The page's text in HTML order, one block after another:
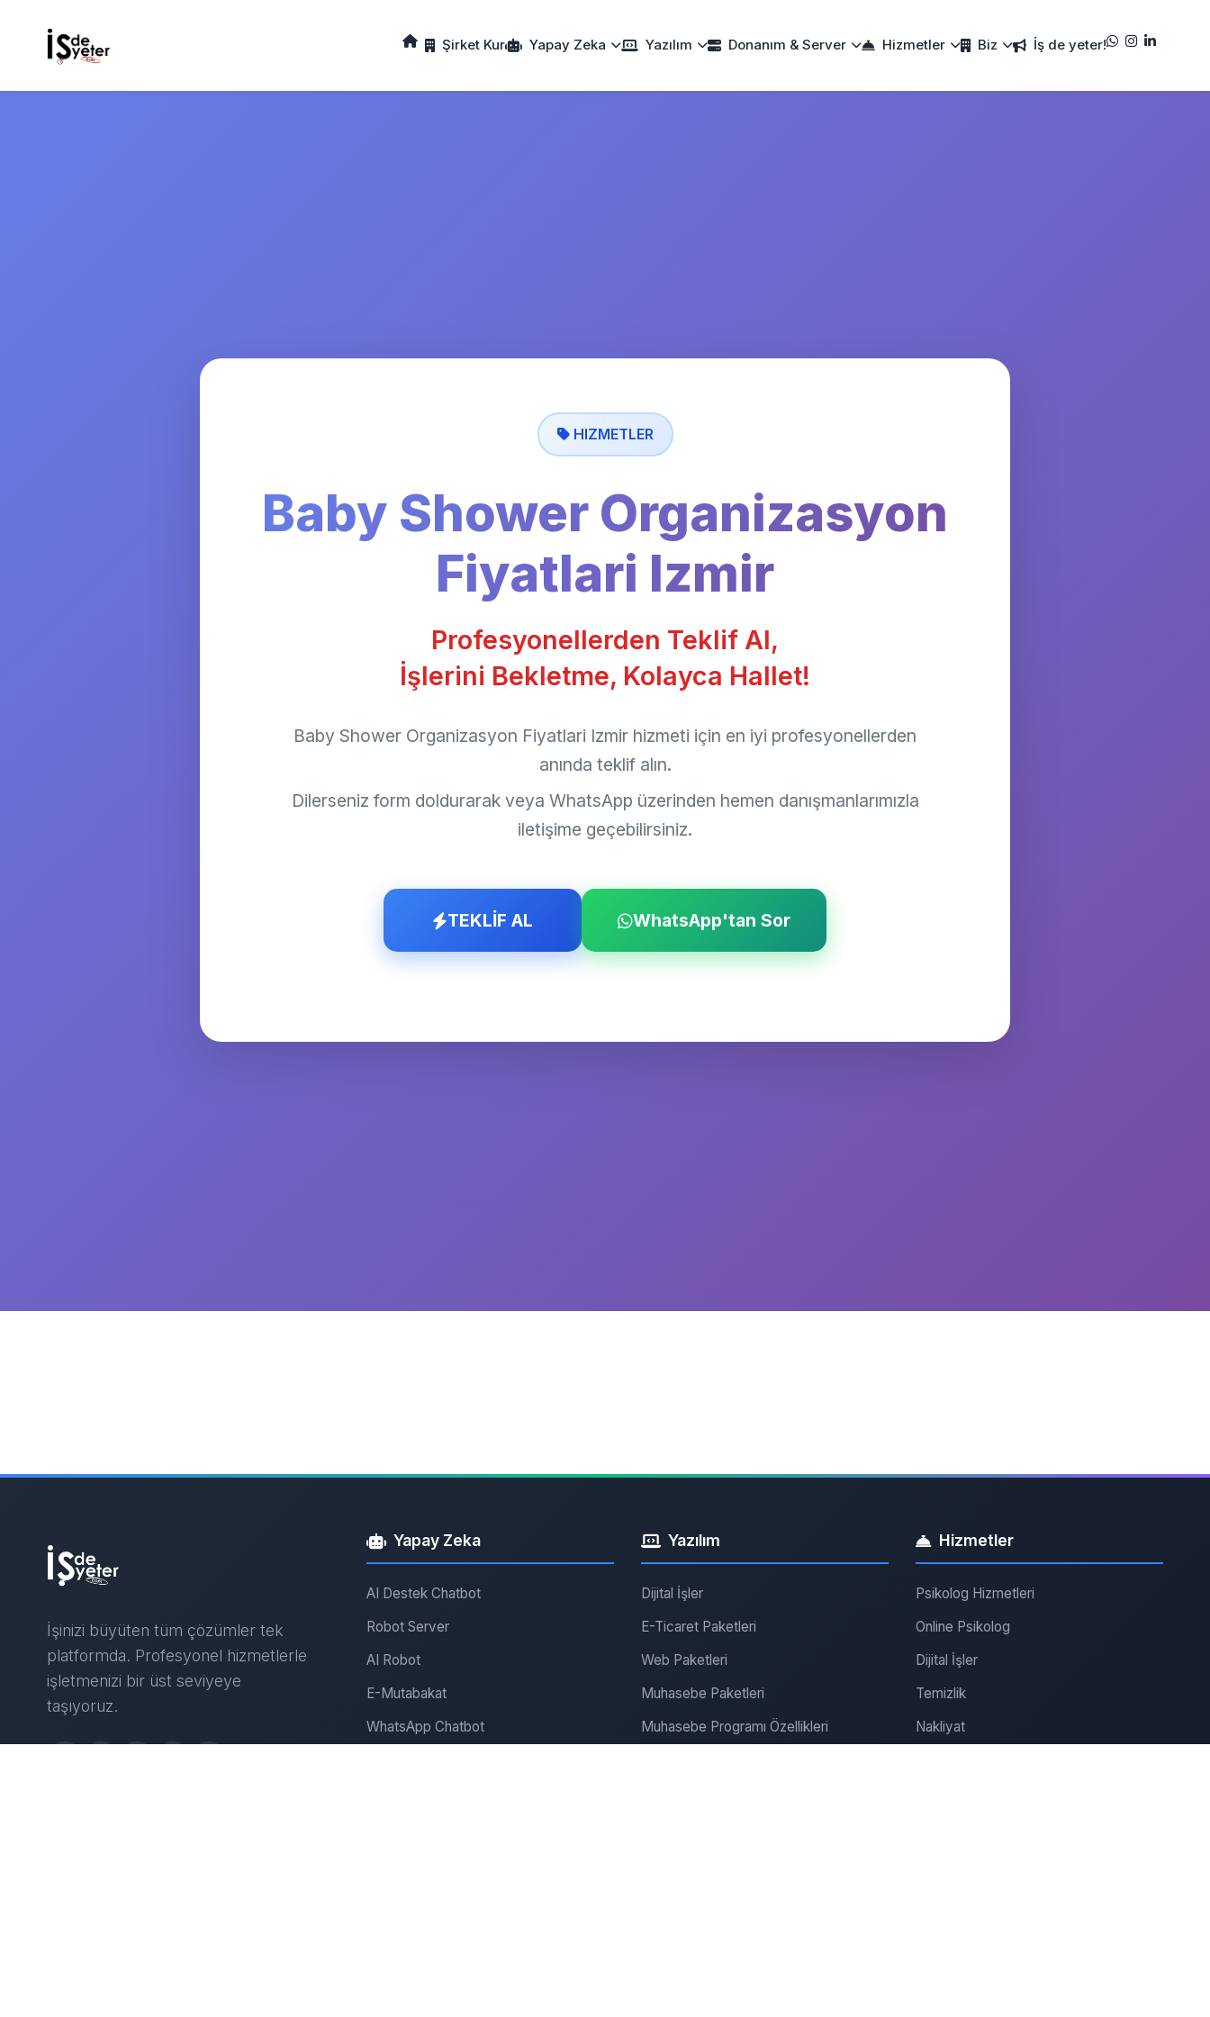
Şirket Kur Yapay Zeka Yazılım Donanım & Server Hizmetler Biz İş de yeter!
HIZMETLER
Baby Shower Organizasyon
Fiyatlari Izmir
Profesyonellerden Teklif Al,
İşlerini Bekletme, Kolayca Hallet!
Baby Shower Organizasyon Fiyatlari Izmir hizmeti için en iyi profesyonellerden
anında teklif alın.
Dilerseniz form doldurarak veya WhatsApp üzerinden hemen danışmanlarımızla
iletişime geçebilirsiniz.
TEKLİF AL WhatsApp'tan Sor
İşinizi büyüten tüm çözümler tek
platformda. Profesyonel hizmetlerle
işletmenizi bir üst seviyeye
taşıyoruz.
Yapay Zeka
AI Destek Chatbot
Robot Server
AI Robot
E-Mutabakat
WhatsApp Chatbot
Yazılım
Dijital İşler
E-Ticaret Paketleri
Web Paketleri
Muhasebe Paketleri
Muhasebe Programı Özellikleri
Hizmetler
Psikolog Hizmetleri
Online Psikolog
Dijital İşler
Temizlik
Nakliyat